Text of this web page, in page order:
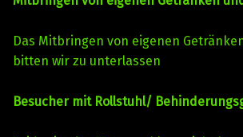
Das Mitbringen von eigenen
bitten wir zu unterlassen
Besucher mit Rollstuhl/